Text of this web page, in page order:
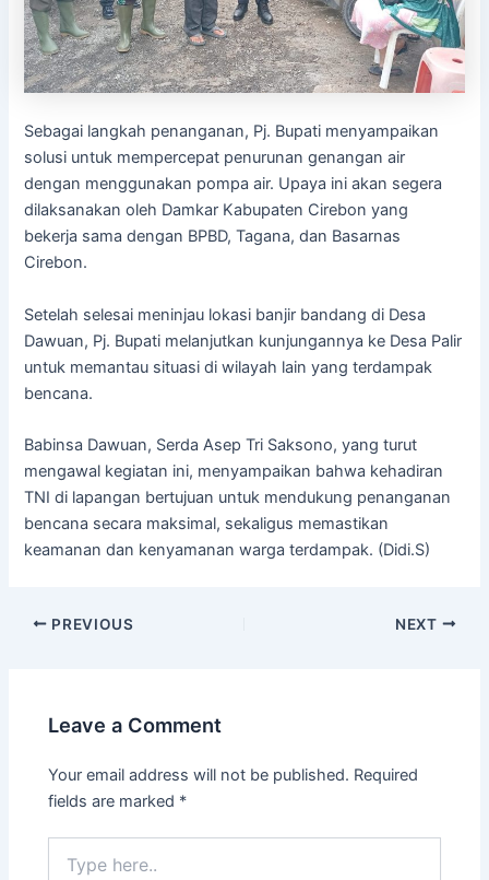
Sebagai langkah penanganan, Pj. Bupati menyampaikan
solusi untuk mempercepat penurunan genangan air
dengan menggunakan pompa air. Upaya ini akan segera
dilaksanakan oleh Damkar Kabupaten Cirebon yang
bekerja sama dengan BPBD, Tagana, dan Basarnas
Cirebon.
Setelah selesai meninjau lokasi banjir bandang di Desa
Dawuan, Pj. Bupati melanjutkan kunjungannya ke Desa Palir
untuk memantau situasi di wilayah lain yang terdampak
bencana.
Babinsa Dawuan, Serda Asep Tri Saksono, yang turut
mengawal kegiatan ini, menyampaikan bahwa kehadiran
TNI di lapangan bertujuan untuk mendukung penanganan
bencana secara maksimal, sekaligus memastikan
keamanan dan kenyamanan warga terdampak. (Didi.S)
PREVIOUS NEXT
Leave a Comment
Your email address will not be published. Required
fields are marked *
here..